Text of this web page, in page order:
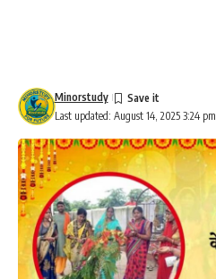
Last updated: August 14, 2025 3:24 pm
Minorstudy